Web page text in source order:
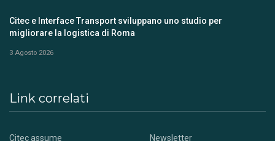
Citec e Interface Transport sviluppano uno studio per
migliorare la logistica di Roma
3 Agosto 2026
Link correlati
Citec assume Newsletter